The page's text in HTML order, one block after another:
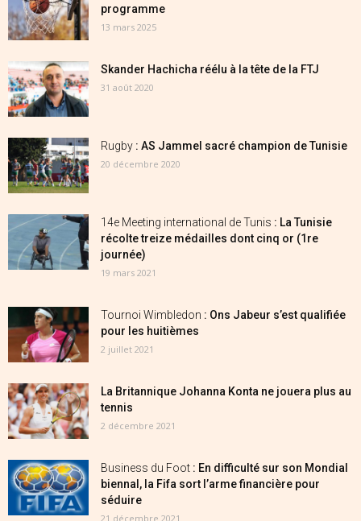
programme
13 mars 2025
Skander Hachicha réélu à la tête de la FTJ
31 août 2020
Rugby : AS Jammel sacré champion de Tunisie
20 décembre 2020
14e Meeting international de Tunis : La Tunisie
récolte treize médailles dont cinq or (1re
journée)
19 mars 2021
Tournoi Wimbledon : Ons Jabeur s’est qualifiée
pour les huitièmes
2 juillet 2021
La Britannique Johanna Konta ne jouera plus au
tennis
2 décembre 2021
Business du Foot : En difficulté sur son Mondial
biennal, la Fifa sort l’arme financière pour
séduire
21 décembre 2021